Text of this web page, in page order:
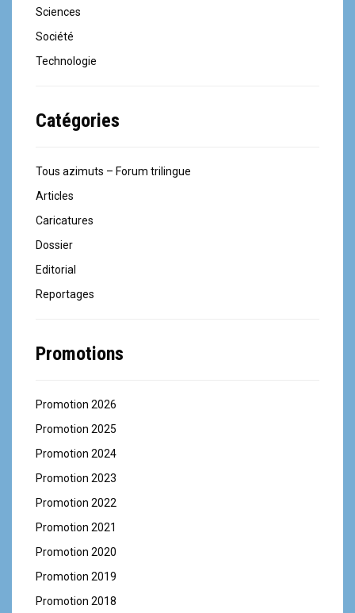
Sciences
Société
Technologie
Catégories
Tous azimuts – Forum trilingue
Articles
Caricatures
Dossier
Editorial
Reportages
Promotions
Promotion 2026
Promotion 2025
Promotion 2024
Promotion 2023
Promotion 2022
Promotion 2021
Promotion 2020
Promotion 2019
Promotion 2018